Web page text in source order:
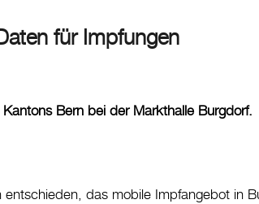
für Impfungen
Bern bei der Markthalle Burgdorf.
das mobile Impfangebot in